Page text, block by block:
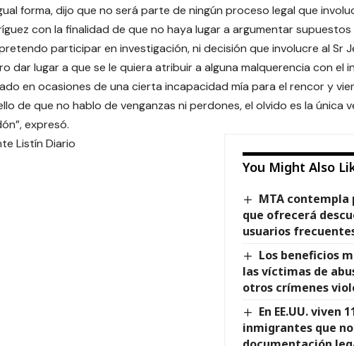
forma, dijo que no será parte de ningún proceso legal que
con la finalidad de que no haya lugar a argumentar
participar en investigación, ni decisión que involucre al Sr
dar lugar a que se le quiera atribuir a alguna malquerencia con el
en ocasiones de una cierta incapacidad mía para el rencor y
de que no hablo de venganzas ni perdones, el olvido es la única
expresó.
You Might Also
MTA
que ofrecerá
usuarios
Los beneficios
las víctimas de
otros crímenes
En EE.UU. viven
inmigrantes que
Listín Diario